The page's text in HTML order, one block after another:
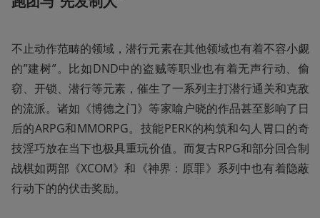
不止动作范畴的领域，潜行元素在其他领域也有着不容小觑
的”建树”。比如DND中的盗贼等职业也有着无声行动、偷
窃、开锁、潜行等元素，催生了一系列主打潜行通关和克敌
的流派。诸如《博德之门》等家喻户晓的作品甚至影响了日
后的ARPG和MMORPG。技能PERK的构筑和勾人胃口的奇
技淫巧放在当下也极具重玩价值。而复古RPG和部分回合制
战棋如两部《XCOM》和《神界：原罪》系列中也有着隐蔽
行动下的的伏击奖励。